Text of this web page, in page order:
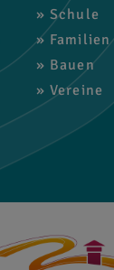
Schule
Familien
Bauen
Vereine